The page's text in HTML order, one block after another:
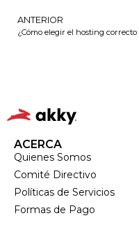
ANTERIOR
ACERCA
Quienes Somos
Comité Directivo
Políticas de Servicios
Formas de Pago